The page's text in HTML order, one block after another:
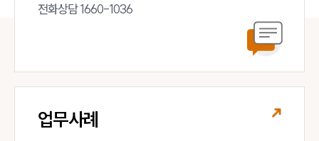
전화상담 1660-1036
업무사례